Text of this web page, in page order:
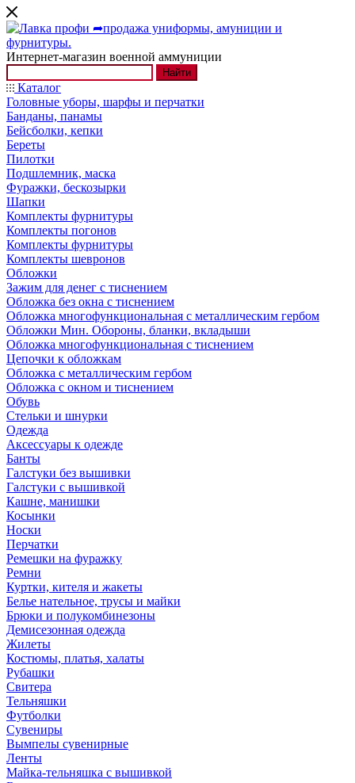
Интернет-магазин военной аммуниции
Найти
Каталог
Головные уборы, шарфы и перчатки
Банданы, панамы
Бейсболки, кепки
Береты
Пилотки
Подшлемник, маска
Фуражки, бескозырки
Шапки
Комплекты фурнитуры
Комплекты погонов
Комплекты фурнитуры
Комплекты шевронов
Обложки
Зажим для денег с тиснением
Обложка без окна с тиснением
Обложка многофункциональная с металлическим гербом
Обложки Мин. Обороны, бланки, вкладыши
Обложка многофункциональная с тиснением
Цепочки к обложкам
Обложка с металлическим гербом
Обложка с окном и тиснением
Обувь
Стельки и шнурки
Одежда
Аксессуары к одежде
Банты
Галстуки без вышивки
Галстуки с вышивкой
Кашне, манишки
Косынки
Носки
Перчатки
Ремешки на фуражку
Ремни
Куртки, кителя и жакеты
Белье нательное, трусы и майки
Брюки и полукомбинезоны
Демисезонная одежда
Жилеты
Костюмы, платья, халаты
Рубашки
Свитера
Тельняшки
Футболки
Сувениры
Вымпелы сувенирные
Ленты
Майка-тельняшка с вышивкой